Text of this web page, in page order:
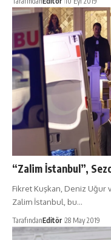
“Zalim İstanbul”,
Fikret Kuşkan, Deniz Uğur
Zalim İstanbul, bu…
TarafındanEditör 28 May 2019